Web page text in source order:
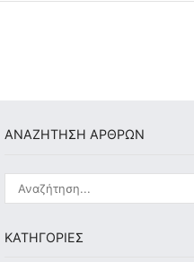
ΑΝΑΖΗΤΗΣΗ ΑΡΘΡΩΝ
KΑΤΗΓΟΡΊΕΣ